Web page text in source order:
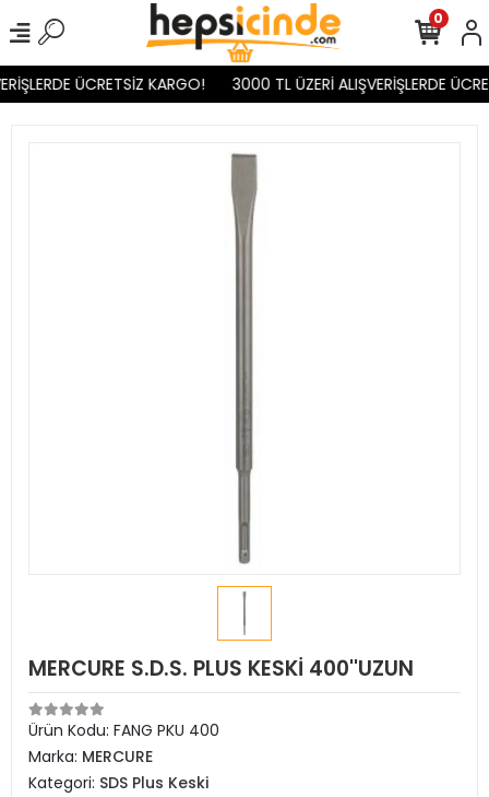
ÜCRETSİZ KARGO! 3000 TL ÜZERİ ALIŞVERİŞLERDE
0
MERCURE S.D.S. PLUS KESKİ 400''UZUN
Ürün Kodu: FANG PKU 400
Marka: MERCURE
Kategori: SDS Plus Keski